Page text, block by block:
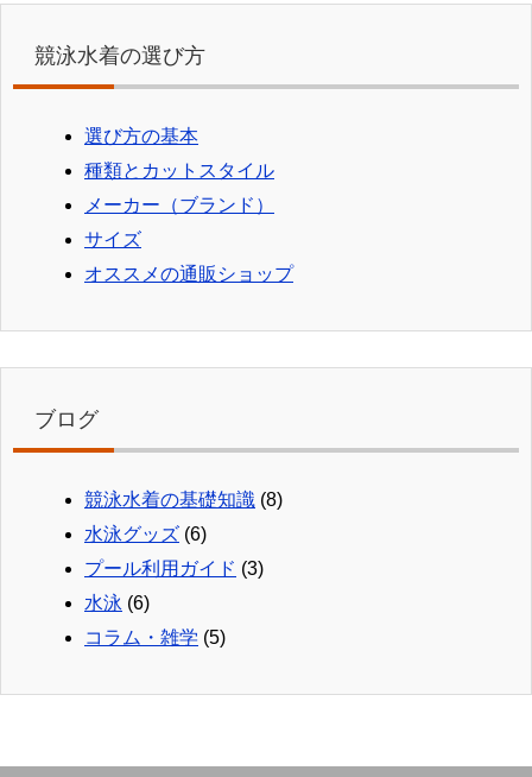
競泳水着の選び方
選び方の基本
種類とカットスタイル
メーカー（ブランド）
サイズ
オススメの通販ショップ
ブログ
競泳水着の基礎知識 (8)
水泳グッズ (6)
プール利用ガイド (3)
水泳 (6)
コラム・雑学 (5)